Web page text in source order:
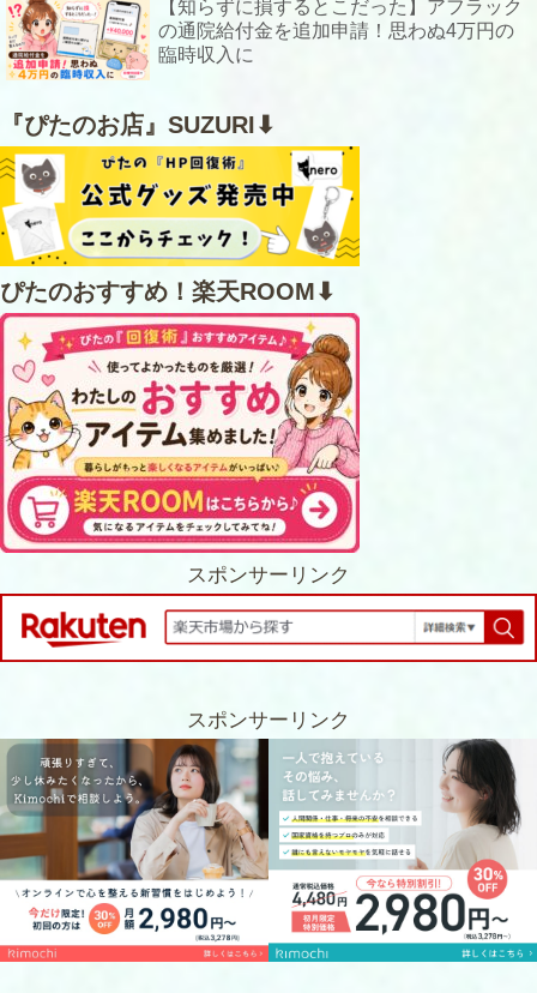
【知らずに損するとこだった】アフラック
の通院給付金を追加申請！思わぬ4万円の
臨時収入に
『ぴたのお店』SUZURI⬇
ぴたのおすすめ！楽天ROOM⬇
スポンサーリンク
スポンサーリンク